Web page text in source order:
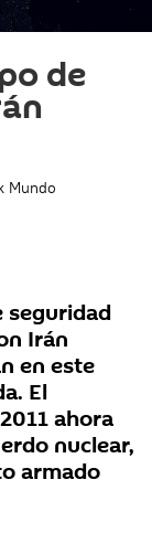
de
seguridad
Irán
en este
El
ahora
nuclear,
armado